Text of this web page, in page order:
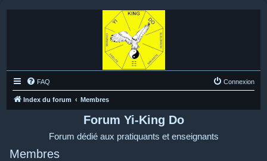
FAQ Connexion
Index du forum Membres
Forum Yi-King Do
Forum dédié aux pratiquants et enseignants
Membres